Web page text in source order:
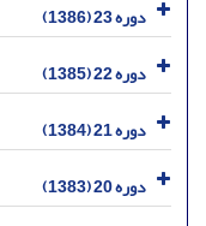
دوره 23 (1386)
دوره 22 (1385)
دوره 21 (1384)
دوره 20 (1383)